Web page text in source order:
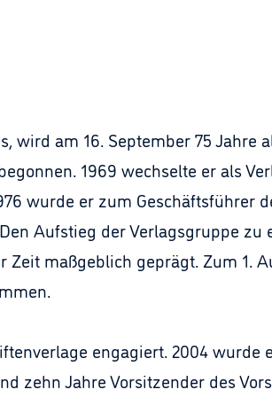
wird am 16. September 75 Jahre
1969 wechselte er als
wurde er zum Geschäftsführer
Aufstieg der Verlagsgruppe zu
maßgeblich geprägt. Zum 1.
engagiert. 2004 wurde
zehn Jahre Vorsitzender des